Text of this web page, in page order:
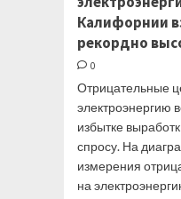
Калифорнии
рекордно
0
Отрицательные
электроэнергию
избытке
спросу. На
измерения
на